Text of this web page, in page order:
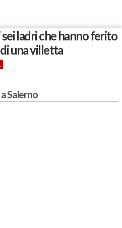
sei ladri che hanno ferito
una villetta
-
Salerno